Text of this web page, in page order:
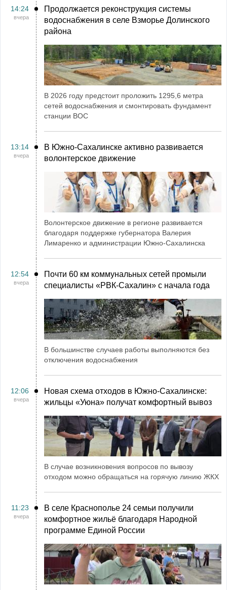
14:24
вчера
Продолжается реконструкция системы
водоснабжения в селе Взморье Долинского
района
В 2026 году предстоит проложить 1295,6 метра
сетей водоснабжения и смонтировать фундамент
станции ВОС
13:14
вчера
В Южно-Сахалинске активно развивается
волонтерское движение
Волонтерское движение в регионе развивается
благодаря поддержке губернатора Валерия
Лимаренко и администрации Южно-Сахалинска
12:54
вчера
Почти 60 км коммунальных сетей промыли
специалисты «РВК‑Сахалин» с начала года
В большинстве случаев работы выполняются без
отключения водоснабжения
12:06
вчера
Новая схема отходов в Южно-Сахалинске:
жильцы «Уюна» получат комфортный вывоз
В случае возникновения вопросов по вывозу
отходом можно обращаться на горячую линию ЖКХ
11:23
вчера
В селе Краснополье 24 семьи получили
комфортное жильё благодаря Народной
программе Единой России